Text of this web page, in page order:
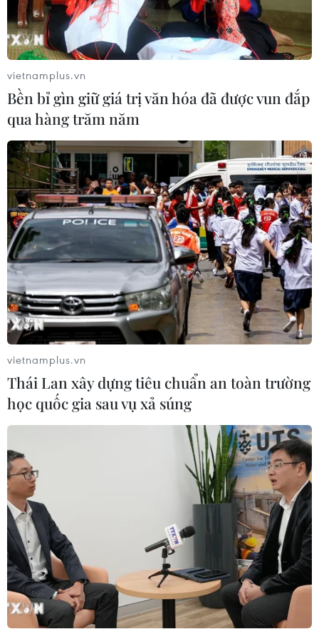
Cristiano Ronaldo nói gì khi cùng Bồ
Đào Nha vô địch EURO?
Quá sốt ruột, Ronaldo “bắt chước”
hành động của Sir Alex
11/07/2016 03:33
Cận cảnh Ronaldo rơi lệ và
lần đầu ngọt ngào của Bồ Đào Nha
11/07/2016 03:25
Xem thêm
CƠ QUAN CHỦ QUẢN: THÔNG TẤN XÃ VIỆT NAM
Tổng Biên tập: TRẦN TIẾN DUẨN
Phó Tổng Biên tập: NGUYỄN THỊ TÁM, KHÚC THANH
THỦY
Sở hữu trí tuệ
Quy định sử dụng
RSS
Hỗ trợ
Ngôn ngữ
TTXVN
Dịch vụ tin
Quảng cáo
vietnamplus.vn
Bền bỉ gìn giữ giá trị văn hóa đã được vun đắp
qua hàng trăm năm
vietnamplus.vn
Thái Lan xây dựng tiêu chuẩn an toàn trường
học quốc gia sau vụ xả súng